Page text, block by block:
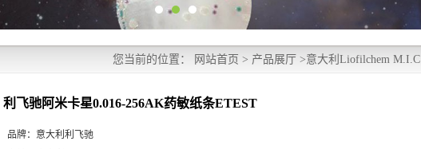
您当前的位置： 网站首页 > 产品展厅 >意大利Liofilchem M.I.C
利飞驰阿米卡星0.016-256AK药敏纸条ETEST
品牌： 意大利利飞驰